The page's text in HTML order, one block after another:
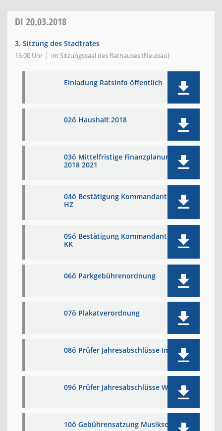
DI 20.03.2018
3. Sitzung des Stadtrates
16:00 Uhr im Sitzungssaal des Rathauses (Neubau)
Einladung Ratsinfo öffentlich
02ö Haushalt 2018
03ö Mittelfristige Finanzplanung
2018 2021
04ö Bestätigung Kommandanten
HZ
05ö Bestätigung Kommandanten
KK
06ö Parkgebührenordnung
07ö Plakatverordnung
08ö Prüfer Jahresabschlüsse Immo
09ö Prüfer Jahresabschlüsse WW
10ö Gebührensatzung Musikschule